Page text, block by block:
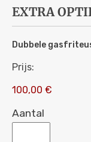
EXTRA
Dubbele
Prijs:
100,00 €
Aantal